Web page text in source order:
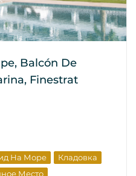
Balcón De
Finestrat
На Море
Кладовка
Место